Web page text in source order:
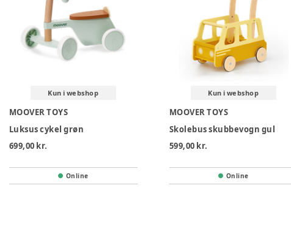
Kun i webshop
MOOVER TOYS
Luksus cykel grøn
699,00 kr.
Online
Kun i webshop
MOOVER TOYS
Skolebus skubbevogn gul
599,00 kr.
Online